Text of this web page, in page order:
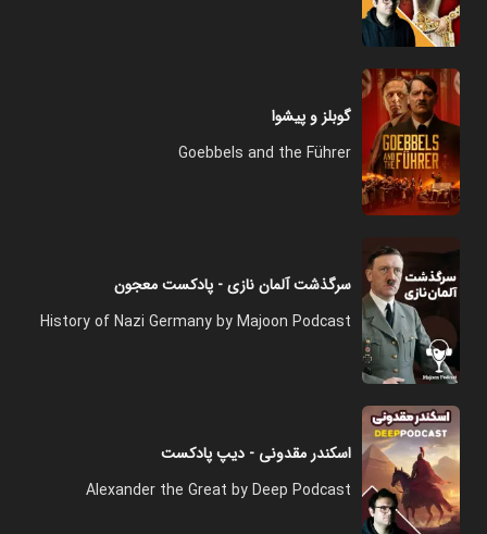
گوبلز و پیشوا
Goebbels and the Führer
سرگذشت آلمان نازی - پادکست معجون
History of Nazi Germany by Majoon Podcast
اسکندر‌ مقدونی - دیپ پادکست
Alexander the Great by Deep Podcast